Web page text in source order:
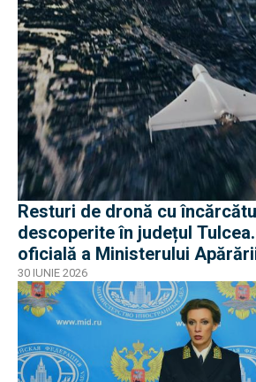
Resturi de dronă cu
descoperite în județul
oficială a Ministerului
30 IUNIE 2026